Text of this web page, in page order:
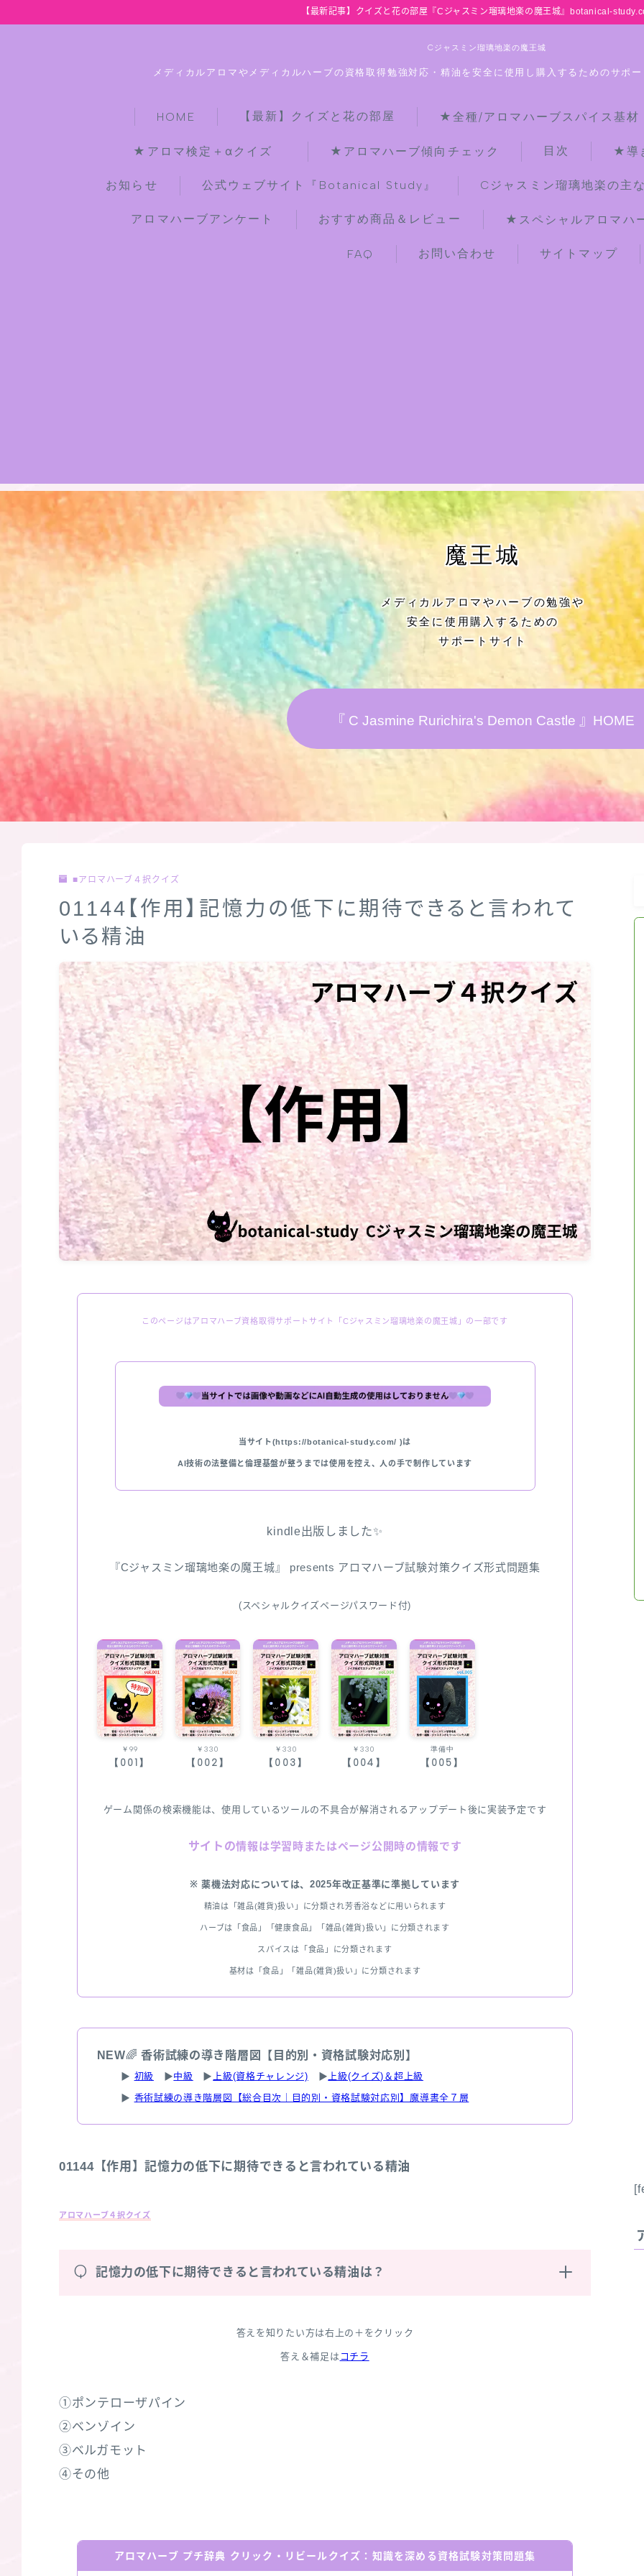
【最新記事】クイズと花の部屋『Cジャスミン瑠璃地楽の魔王城』botanical-
Cジャスミン瑠璃地楽の魔王城
メディカルアロマやメディカルハーブの資格取得勉強対応・精油を安全に使用し購入するためのサポ
HOME 【最新】クイズと花の部屋 ★全種/アロマハーブスパイス基
★アロマ検定＋αクイズ ★アロマハーブ傾向チェック 目次 ★導
お知らせ 公式ウェブサイト『Botanical Study』 Cジャスミン瑠璃地楽の主
アロマハーブアンケート おすすめ商品＆レビュー ★スペシャルアロマハ
FAQ お問い合わせ サイトマップ
【最新】クイズと花の部屋
★全種/アロマハーブスパイス基材 プ
お知らせ
公式ウェブサイト『Botanical Study』
Cジャスミン瑠璃地楽の主な活動先リン
ク集
プロフィール
アロマハーブアンケート
おすすめ商品＆レビュー
★スペシャルアロマハーブ４択クイズ
FAQ
サイトマップ
魔王城
メディカルアロマやハーブの勉強や
安全に使用購入するための
サポートサイト
『 C Jasmine Rurichira's Demon Castle 』HOME
■アロマハーブ４択クイズ
01144【作用】記憶力の低下に期待できると言われて
いる精油
このページはアロマハーブ資格取得サポートサイト「Cジャスミン瑠璃地楽の魔王城」の一部です
当サイト(https://botanical-study.com/ )は
AI技術の法整備と倫理基盤が整うまでは使用を控え、人の手で制作しています
kindle出版しました✨
『Cジャスミン瑠璃地楽の魔王城』 presents アロマハーブ試験対策クイズ形式問題集
(スペシャルクイズページパスワード付)
￥99
【001】
￥330
【002】
￥330
【003】
￥330
【004】
準備中
【005】
ゲーム関係の検索機能は、使用しているツールの不具合が解消されるアップデート後に実装予定です
サイトの情報は学習時またはページ公開時の情報です
※ 薬機法対応については、2025年改正基準に準拠しています
精油は「雑品(雑貨)扱い」に分類され芳香浴などに用いられます
ハーブは「食品」「健康食品」「雑品(雑貨)扱い」に分類されます
スパイスは「食品」に分類されます
基材は「食品」「雑品(雑貨)扱い」に分類されます
NEW🌈香術試練の導き階層図【目的別・資格試験対応別】
▶ 初級 ▶中級 ▶ 上級(資格チャレンジ) ▶ 上級(クイズ)＆超上級
▶ 香術試練の導き階層図【総合目次｜目的別・資格試験対応別】魔導書全７層
01144【作用】記憶力の低下に期待できると言われている精油
アロマハーブ４択クイズ
Q 記憶力の低下に期待できると言われている精油は？
答えを知りたい方は右上の＋をクリック
答え＆補足は コチラ
①ポンテローザパイン
②ベンゾイン
③ベルガモット
④その他
アロマハーブ プチ辞典 クリック・リビールクイズ：知識を深める資格試験対策問題集